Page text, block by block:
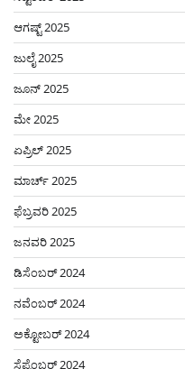
ಆಗಷ್ಟ್ 2025
ಜುಲೈ 2025
ಜೂನ್ 2025
ಮೇ 2025
ಏಪ್ರಿಲ್ 2025
ಮಾರ್ಚ್ 2025
ಫೆಬ್ರವರಿ 2025
ಜನವರಿ 2025
ಡಿಸೆಂಬರ್ 2024
ನವೆಂಬರ್ 2024
ಅಕ್ಟೋಬರ್ 2024
ಸೆಪ್ಟೆಂಬರ್ 2024